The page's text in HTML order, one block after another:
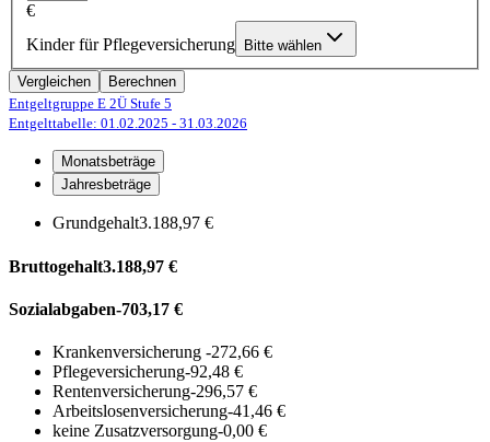
€
Kinder für Pflegeversicherung
Bitte wählen
Vergleichen
Berechnen
Entgeltgruppe E 2Ü Stufe 5
Entgelttabelle: 01.02.2025 - 31.03.2026
Monatsbeträge
Jahresbeträge
Grundgehalt3.188,97 €
Bruttogehalt3.188,97 €
Sozialabgaben-703,17 €
Krankenversicherung -272,66 €
Pflegeversicherung-92,48 €
Rentenversicherung-296,57 €
Arbeitslosenversicherung-41,46 €
keine Zusatzversorgung-0,00 €